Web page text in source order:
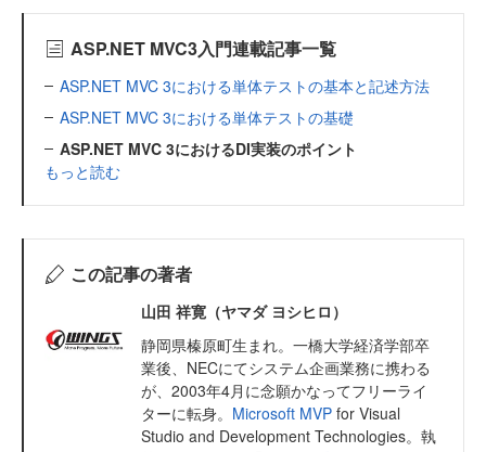
ASP.NET MVC3入門連載記事一覧
ASP.NET MVC 3における単体テストの基本と記述方法
ASP.NET MVC 3における単体テストの基礎
ASP.NET MVC 3におけるDI実装のポイント
もっと読む
この記事の著者
山田 祥寛（ヤマダ ヨシヒロ）
静岡県榛原町生まれ。一橋大学経済学部卒
業後、NECにてシステム企画業務に携わる
が、2003年4月に念願かなってフリーライ
ターに転身。 Microsoft MVP for Visual
Studio and Development Technologies。執